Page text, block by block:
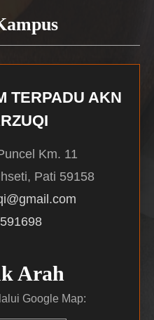
TERPADU AKN
Km. 11
Pati 59158
Arah
Google Map: